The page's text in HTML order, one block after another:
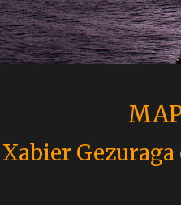
Xabier Gezuraga